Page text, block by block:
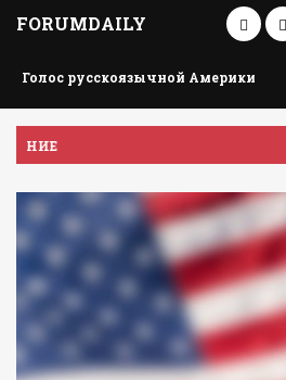
FORUMDAILY
Голос русскоязычной Америки
ПУТЕШЕСТВИЕ ПО АМЕРИКЕ